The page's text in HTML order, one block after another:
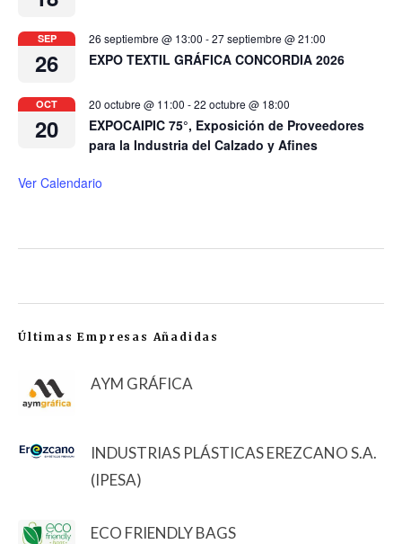
SEP
26
26 septiembre @ 13:00 -27 septiembre @ 21:00
EXPO TEXTIL GRÁFICA CONCORDIA 2026
OCT
20
20 octubre @ 11:00 -22 octubre @ 18:00
EXPOCAIPIC 75°, Exposición de Proveedores
para la Industria del Calzado y Afines
Ver Calendario
Últimas Empresas Añadidas
AYM GRÁFICA
INDUSTRIAS PLÁSTICAS EREZCANO S.A.
(IPESA)
ECO FRIENDLY BAGS